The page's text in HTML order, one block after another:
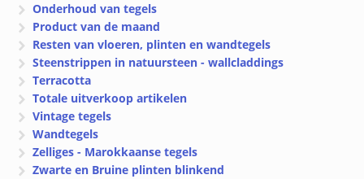
Onderhoud van tegels
Product van de maand
Resten van vloeren, plinten en wandtegels
Steenstrippen in natuursteen - wallcladdings
Terracotta
Totale uitverkoop artikelen
Vintage tegels
Wandtegels
Zelliges - Marokkaanse tegels
Zwarte en Bruine plinten blinkend